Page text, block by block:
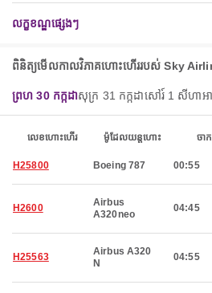
លក្ខខណ្ឌផ្សេងៗ
ពិនិត្យ​មើល​កាលវិភាគ​ហោះហើរ​របស់ Sky
ព្រហ 30 កក្កដាសុក្រ 31 កក្កដាសៅរ៍ 1 សីហាអ
លេខហោះហើរ ម៉ូដែលយន្តហោះ ចា
H25800 Boeing 787 00:55
H2600
Airbus
A320neo
04:45
H25563
Airbus A320
N
04:55